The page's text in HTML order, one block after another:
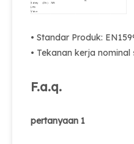
Safety
LPG
Valve
(17e) 749.
• Standar Produk:
• Tekanan kerja nominal
F.a.q.
pertanyaan 1